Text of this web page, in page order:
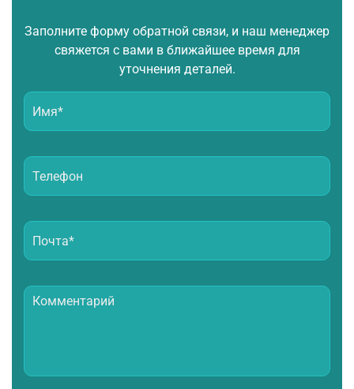
Заполните форму обратной связи, и наш менеджер
свяжется с вами в ближайшее время для
уточнения деталей.